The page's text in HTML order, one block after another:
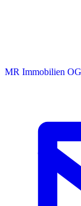
MR Immobilien